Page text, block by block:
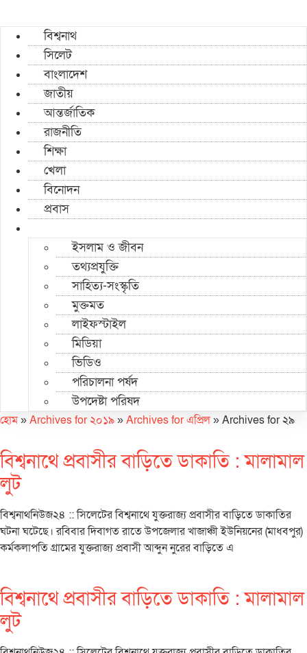
বিশ্বনাথ
সিলেট
বাংলাদেশ
জাতীয়
আন্তর্জাতিক
রাজনীতি
শিক্ষা
খেলা
বিনোদন
প্রবাস
ইসলাম ও জীবন
তথ্যপ্রযুক্তি
সাহিত্য-সংস্কৃতি
মুক্তমত
লাইফস্টাইল
মিডিয়া
ভিডিও
পরিচালনা পর্ষদ
উপদেষ্টা পরিষদ
হোম»Archives for ২০১৯»Archives for এপ্রিল»Archives for ২৯
বিশ্বনাথে প্রবাসীর বাড়িতে ডাকাতি : মালামাল
লুট
বিশ্বনাথনিউজ২৪ :: সিলেটের বিশ্বনাথে যুক্তরাজ্য প্রবাসীর বাড়িতে ডাকাতির
ঘটনা ঘটেছে। রবিবার দিবাগত রাতে উপজেলার খাজাঞ্চী ইউনিয়নের (মাধবপুর)
কর্মকলাপতি গ্রামের যুক্তরাজ্য প্রবাসী আব্দুন নুরের বাড়িতে এ
বিশ্বনাথে প্রবাসীর বাড়িতে ডাকাতি : মালামাল
লুট